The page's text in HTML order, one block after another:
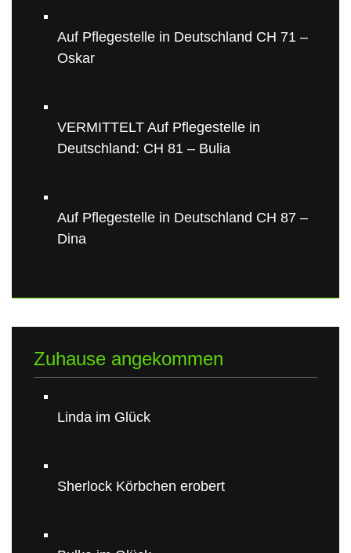
Auf Pflegestelle in Deutschland CH 71 –
Oskar
VERMITTELT Auf Pflegestelle in
Deutschland: CH 81 – Bulia
Auf Pflegestelle in Deutschland CH 87 –
Dina
Zuhause angekommen
Linda im Glück
Sherlock Körbchen erobert